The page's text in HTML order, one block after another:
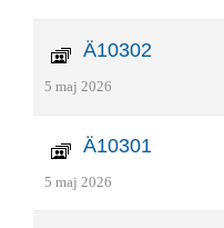
Ä10302
5 maj 2026
Ä10301
5 maj 2026